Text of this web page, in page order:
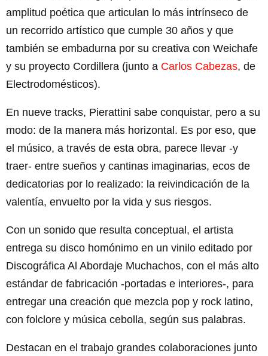
amplitud poética que articulan lo más intrínseco de
un recorrido artístico que cumple 30 años y que
también se embadurna por su creativa con Weichafe
y su proyecto Cordillera (junto a Carlos Cabezas, de
Electrodomésticos).
En nueve tracks, Pierattini sabe conquistar, pero a su
modo: de la manera más horizontal. Es por eso, que
el músico, a través de esta obra, parece llevar -y
traer- entre sueños y cantinas imaginarias, ecos de
dedicatorias por lo realizado: la reivindicación de la
valentía, envuelto por la vida y sus riesgos.
Con un sonido que resulta conceptual, el artista
entrega su disco homónimo en un vinilo editado por
Discográfica Al Abordaje Muchachos, con el más alto
estándar de fabricación -portadas e interiores-, para
entregar una creación que mezcla pop y rock latino,
con folclore y música cebolla, según sus palabras.
Destacan en el trabajo grandes colaboraciones junto